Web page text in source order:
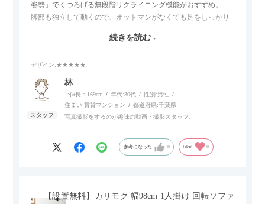
姿勢」でくつろげる無段階リクライニング機能がおすすめ。
脚部も独立して動くので、オットマンがなくても足をしっかり
スマホやタブレットを充電しながらリラックスできるのが嬉し
個人的にはコードレス＆充電式なので、コンセントの場所を気
にせず、好きな場所に置けるのが画期的に感じました。
続きを読む
デザイン:★★★★★
林
1:伸長：169cm 年代:30代 性別:男性
住まい:賃貸マンション 都道府県:千葉県
写真撮影をするのが趣味の動画・撮影スタッフ。
参考になった 0 Like! 0
【設置無料】カリモク 幅98cm 1人掛け 回転ソファ